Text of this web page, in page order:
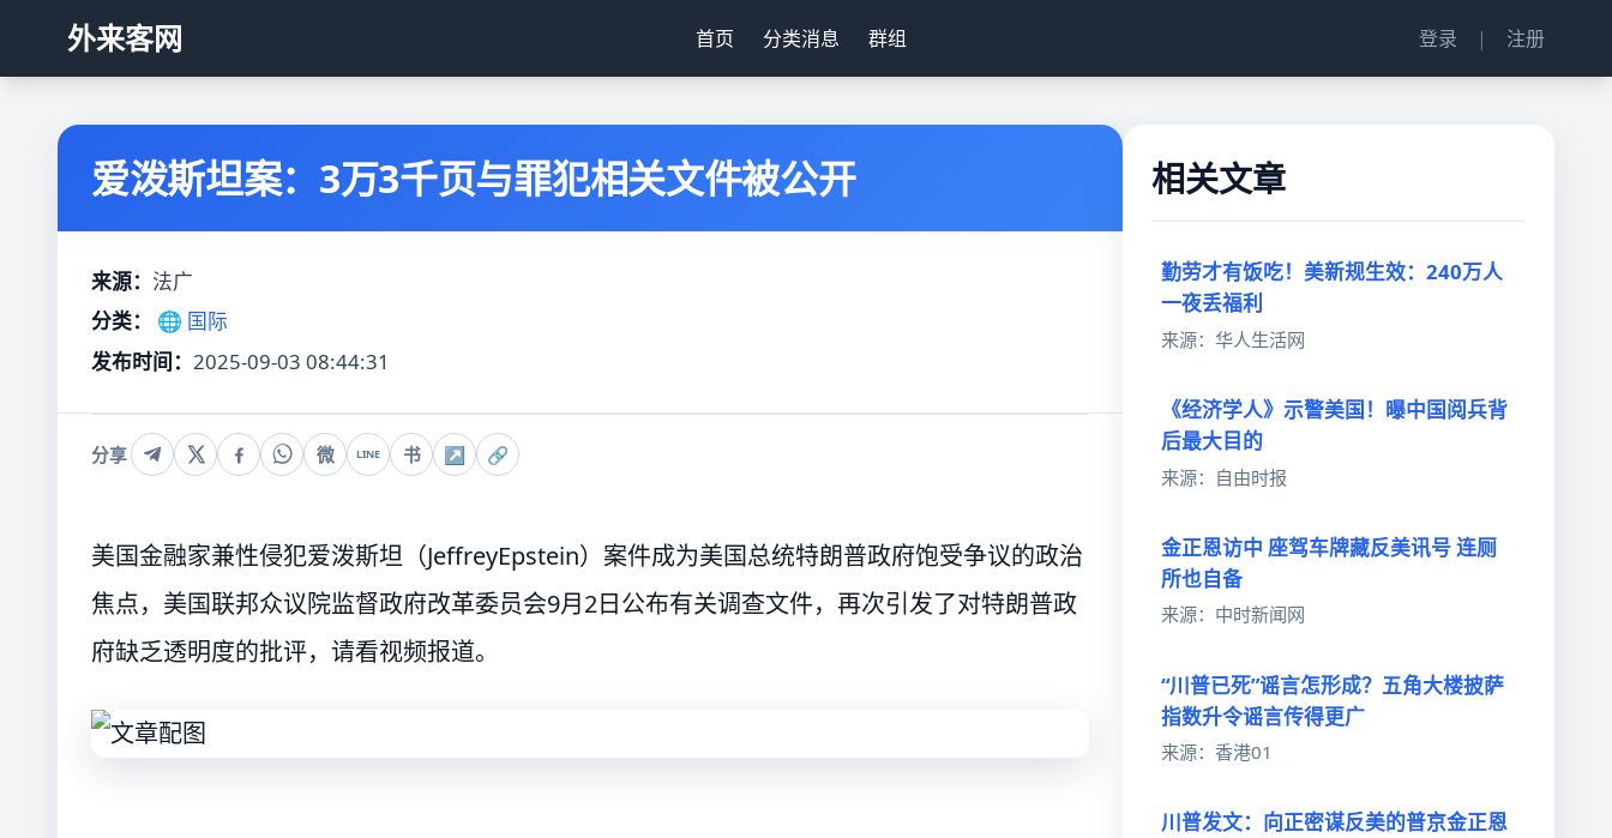
外来客网 首页 分类消息 群组 登录 | 注册
爱泼斯坦案：3万3千页与罪犯相关文件被公开
来源： 法广
分类：
🌐 国际
发布时间： 2025-09-03 08:44:31
分享 微 LINE 书 ↗ 🔗
美国金融家兼性侵犯爱泼斯坦（JeffreyEpstein）案件成为美国总统特朗普政府饱受争议的政治
焦点，美国联邦众议院监督政府改革委员会9月2日公布有关调查文件，再次引发了对特朗普政
府缺乏透明度的批评，请看视频报道。
相关文章
勤劳才有饭吃！美新规生效：240万人
一夜丢福利
来源：华人生活网
《经济学人》示警美国！曝中国阅兵背
后最大目的
来源：自由时报
金正恩访中 座驾车牌藏反美讯号 连厕
所也自备
来源：中时新闻网
“川普已死”谣言怎形成？五角大楼披萨
指数升令谣言传得更广
来源：香港01
川普发文：向正密谋反美的普京金正恩